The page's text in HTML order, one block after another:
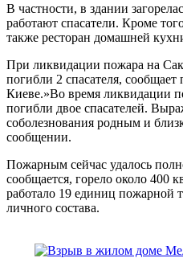
В частности, в здании
работают спасатели. Кроме
также ресторан домашней
При ликвидации пожара на
погибли 2 спасателя,
Киеве.»Во время ликвидации
погибли двое спасателей.
соболезнования родным и
сообщении.
Пожарным сейчас удалось
сообщается, горело около 400
работало 19 единиц пожарной
личного состава.